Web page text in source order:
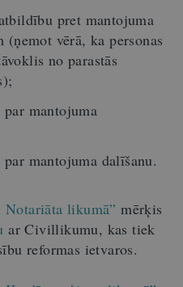
pret mantojuma
vērā, ka personas
no parastās
mantojuma
mantojuma dalīšanu.
likumā” mērķis
ar Civillikumu, kas tiek
reformas ietvaros.